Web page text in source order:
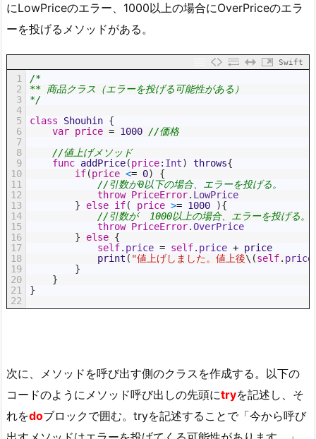
にLowPriceのエラー、1000以上の場合にOverPriceのエラ
ーを投げるメソッドがある。
Swift
1
2
3
4
5
6
7
8
9
10
11
12
13
14
15
16
17
18
19
20
21
22
/*
** 商品クラス（エラーを投げる可能性がある）
*/
class
Shouhin {
var price = 1000 //価格
//値上げメソッド
func addPrice(price: Int) throws{
if(price <= 0)
{
//引数が0以下の場合、エラーを投げる。
throw PriceError. LowPrice
}
else if( price >= 1000 ){
//引数が  1000以上の場合、エラーを投げる。
throw PriceError.OverPrice
}
else {
self. price = self. price + price
print ( "値上げしました。値上後\ (self. price
}
}
}
次に、メソッドを呼び出す側のクラスを作成する。以下の
コードのようにメソッド呼び出しの先頭にtryを記述し、そ
れをdoブロックで囲む。tryを記述することで「今から呼び